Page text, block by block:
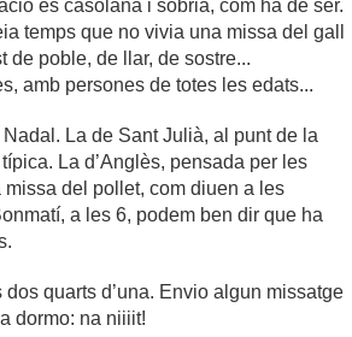
és casolana i sòbria, com ha de ser.
temps que no vivia una missa del gall
de poble, de llar, de sostre...
amb persones de totes les edats...
La de Sant Julià, al punt de la
La d’Anglès, pensada per les
del pollet, com diuen a les
a les 6, podem ben dir que ha
quarts d’una. Envio algun missatge
dormo: na niiiit!